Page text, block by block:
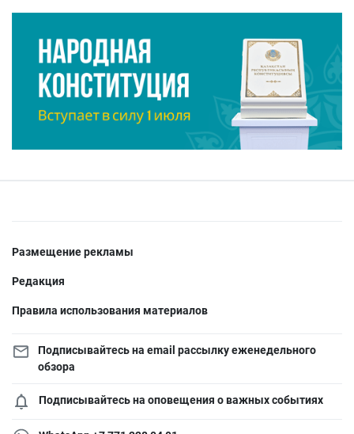
Размещение рекламы
Редакция
Правила использования материалов
Подписывайтесь на email рассылку еженедельного
обзора
Подписывайтесь на оповещения о важных событиях